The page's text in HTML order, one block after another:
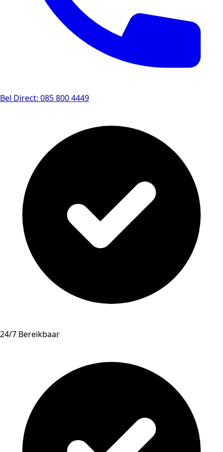
Bel Direct: 085 800 4449
24/7 Bereikbaar